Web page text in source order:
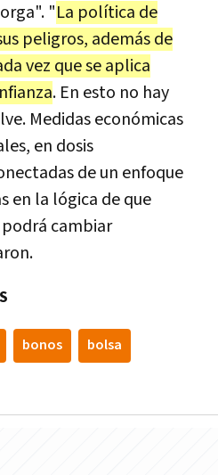
"La política de
peligros, además de
vez que se aplica
. En esto no hay
Medidas económicas
en dosis
de un enfoque
en la lógica de que
cambiar
bonos bolsa